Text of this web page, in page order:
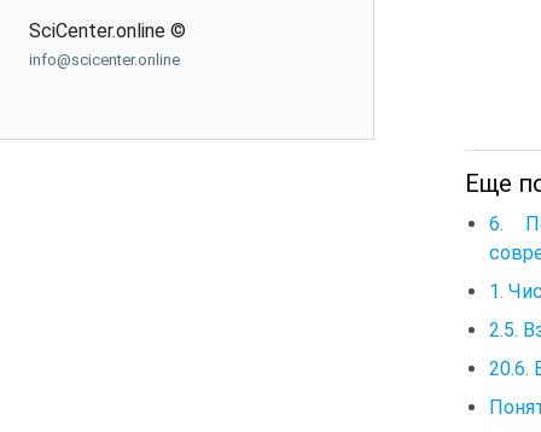
SciCenter.online ©
info@scicenter.online
Еще
6.
1.
2.5.
20.6.